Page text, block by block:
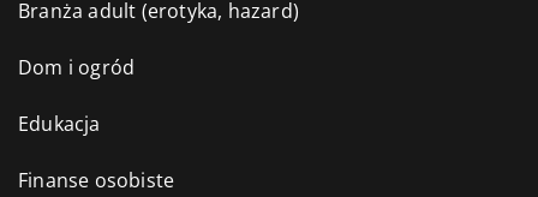
Branża adult (erotyka, hazard)
Dom i ogród
Edukacja
Finanse osobiste